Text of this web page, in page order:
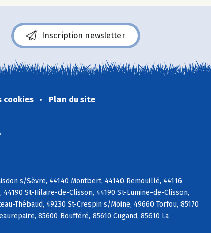
Inscription newsletter
cookies Plan du site
s/Sèvre, 44140 Montbert, 44140 Remouillé, 44116
St-Hilaire-de-Clisson, 44190 St-Lumine-de-Clisson,
Thébaud, 49230 St-Crespin s/Moine, 49660 Torfou, 85170
85600 Boufféré, 85610 Cugand, 85610 La